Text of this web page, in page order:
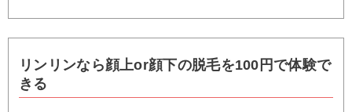
リンリンなら顔上or顔下の脱毛を100円で体験で
きる